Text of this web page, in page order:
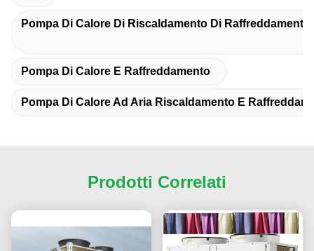
Pompa Di Calore Di Riscaldamento Di Raffreddamento
Pompa Di Calore E Raffreddamento
Pompa Di Calore Ad Aria Riscaldamento E
Prodotti Correlati